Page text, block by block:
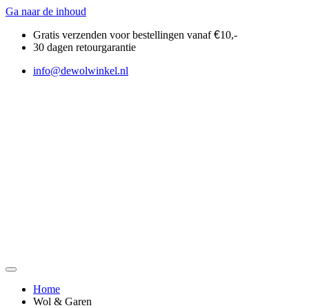
Ga naar de inhoud
Gratis verzenden voor bestellingen vanaf€10,-
30 dagen retourgarantie
info@dewolwinkel.nl
Home
Wol & Garen